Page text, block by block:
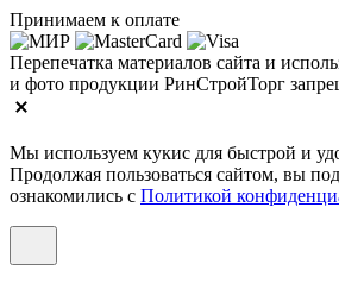
Принимаем к оплате
Перепечатка материалов сайта и
и фото продукции РинСтройТорг
Мы используем кукис для быстрой и
Продолжая пользоваться сайтом, вы
ознакомились с Политикой